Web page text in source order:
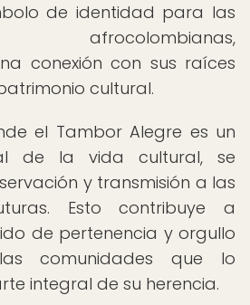
de identidad para las
afrocolombianas,
conexión con sus raíces
cultural.
el Tambor Alegre es un
de la vida cultural, se
y transmisión a las
Esto contribuye a
de pertenencia y orgullo
comunidades que lo
integral de su herencia.